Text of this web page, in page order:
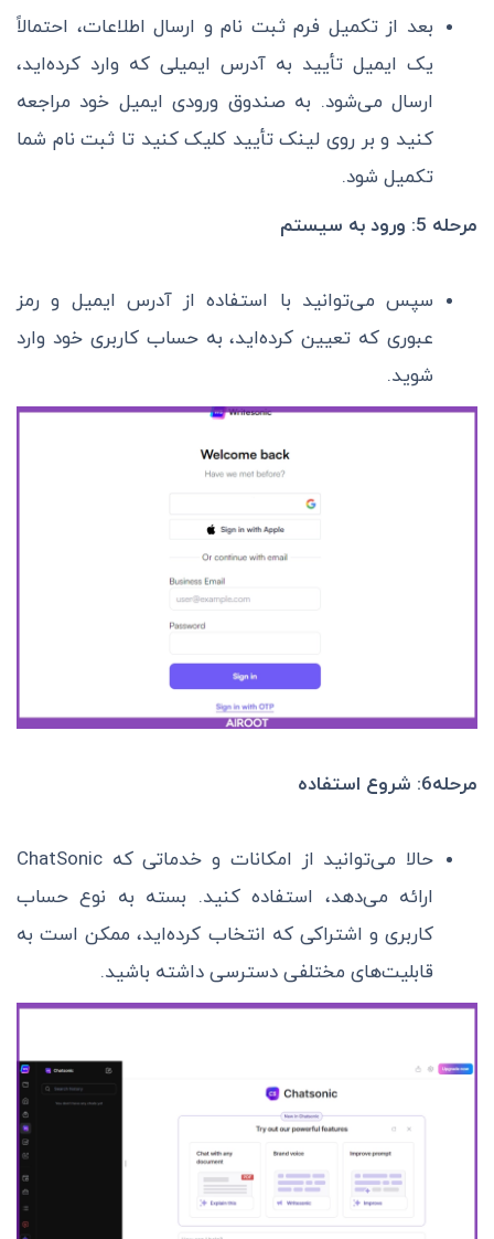
بعد از تکمیل فرم ثبت نام و ارسال اطلاعات، احتمالاً
یک ایمیل تأیید به آدرس ایمیلی که وارد کرده‌اید،
ارسال می‌شود. به صندوق ورودی ایمیل خود مراجعه
کنید و بر روی لینک تأیید کلیک کنید تا ثبت نام شما
تکمیل شود.
مرحله 5: ورود به سیستم
سپس می‌توانید با استفاده از آدرس ایمیل و رمز
عبوری که تعیین کرده‌اید، به حساب کاربری خود وارد
شوید.
مرحله6: شروع استفاده
حالا می‌توانید از امکانات و خدماتی که ChatSonic
ارائه می‌دهد، استفاده کنید. بسته به نوع حساب
کاربری و اشتراکی که انتخاب کرده‌اید، ممکن است به
قابلیت‌های مختلفی دسترسی داشته باشید.